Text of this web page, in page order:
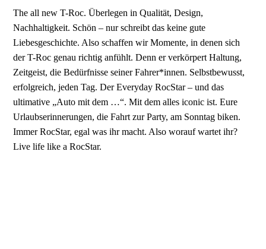
The all new T-Roc. Überlegen in Qualität, Design,
Nachhaltigkeit. Schön – nur schreibt das keine gute
Liebesgeschichte. Also schaffen wir Momente, in denen sich
der T-Roc genau richtig anfühlt. Denn er verkörpert Haltung,
Zeitgeist, die Bedürfnisse seiner Fahrer*innen. Selbstbewusst,
erfolgreich, jeden Tag. Der Everyday RocStar – und das
ultimative „Auto mit dem …“. Mit dem alles iconic ist. Eure
Urlaubserinnerungen, die Fahrt zur Party, am Sonntag biken.
Immer RocStar, egal was ihr macht. Also worauf wartet ihr?
Live life like a RocStar.